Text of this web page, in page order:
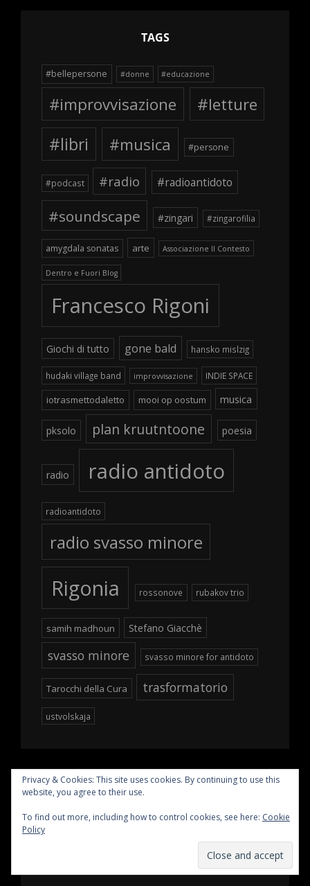
TAGS
#bellepersone #donne #educazione
#improvvisazione
#letture
#libri
#musica #persone
#podcast #radio #radioantidoto
#soundscape #zingari #zingarofilia
amygdala sonatas arte Associazione Il Contesto
Dentro e Fuori Blog
Francesco Rigoni
Giochi di tutto gone bald hansko mislzig
hudaki village band improvvisazione INDIE SPACE
iotrasmettodaletto mooi op oostum musica
pksolo plan kruutntoone poesia
radio radio antidoto
radioantidoto
radio svasso minore
Rigonia rossonove rubakov trio
samih madhoun Stefano Giacchè
svasso minore svasso minore for antidoto
Tarocchi della Cura trasformatorio
ustvolskaja
PAGES
Blog
Privacy & Cookies: This site uses cookies. By continuing to use this
website, you agree to their use.
To find out more, including how to control cookies, see here: Cookie
Policy